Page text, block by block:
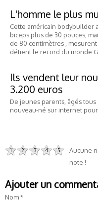
L'homme le plus
Cette américain bodybuilder
biceps plus de 30 pouces,
de 80 centimètres ,
détient le record du monde
Ils vendent leur
3.200 euros
De jeunes parents, âgés
nouveau-né sur internet
1 2 3 4 5
Aucune
note !
Ajouter un
Nom